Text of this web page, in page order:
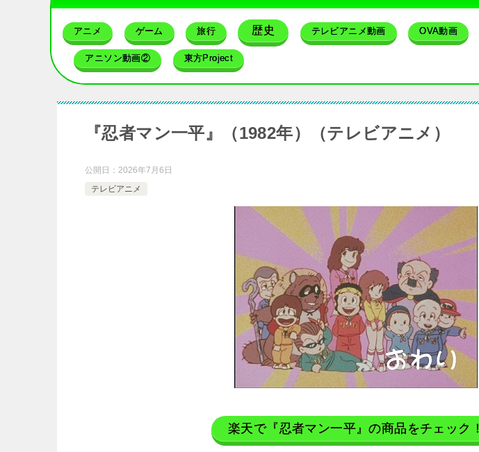
アニメ ゲーム 旅行 歴史 テレビアニメ動画 OVA動画
アニソン動画② 東方Project
『忍者マン一平』（1982年）（テレビアニメ）
公開日： 2026年7月6日
テレビアニメ
楽天で『忍者マン一平』の商品をチェック！